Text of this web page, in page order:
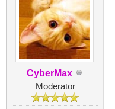
CyberMax
Moderator